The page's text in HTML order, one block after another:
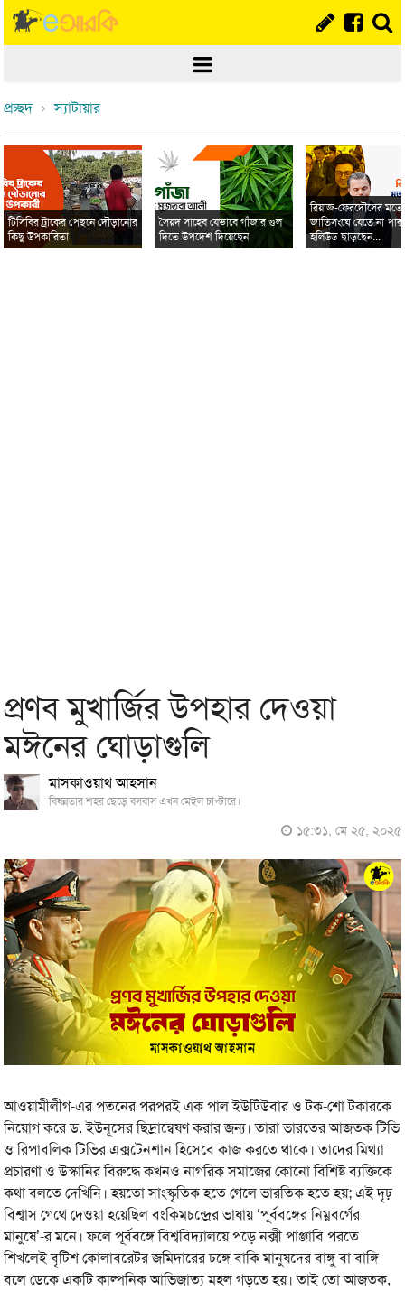
প্রচ্ছদ স্যাটায়ার
টিসিবির ট্রাকের পেছনে দৌড়ানোর
কিছু উপকারিতা
সৈয়দ সাহেব যেভাবে গাঁজার গুল
দিতে উপদেশ দিয়েছেন
রিয়াজ-ফেরদৌসের মতো
জাতিসংঘে যেতে না
হলিউড ছাড়ছেন...
প্রণব মুখার্জির উপহার দেওয়া
মঈনের ঘোড়াগুলি
মাসকাওয়াথ আহসান
বিষন্নতার শহর ছেড়ে বসবাস এখন মেইল চাপ্টারে।
১৫:৩১, মে ২৫, ২০২৫
আওয়ামীলীগ-এর পতনের পরপরই এক পাল ইউটিউবার ও টক-শো টকারকে
নিয়োগ করে ড. ইউনূসের ছিদ্রান্বেষণ করার জন্য। তারা ভারতের আজতক টিভি
ও রিপাবলিক টিভির এক্সটেনশান হিসেবে কাজ করতে থাকে। তাদের মিথ্যা
প্রচারণা ও উস্কানির বিরুদ্ধে কখনও নাগরিক সমাজের কোনো বিশিষ্ট ব্যক্তিকে
কথা বলতে দেখিনি। হয়তো সাংস্কৃতিক হতে গেলে ভারতিক হতে হয়; এই দৃঢ়
বিশ্বাস গেথে দেওয়া হয়েছিল বংকিমচন্দ্রের ভাষায় ‘পূর্ববঙ্গের নিম্নবর্গের
মানুষে’-র মনে। ফলে পূর্ববঙ্গে বিশ্ববিদ্যালয়ে পড়ে নক্সী পাঞ্জাবি পরতে
শিখলেই বৃটিশ কোলাবরেটর জমিদারের ঢঙ্গে বাকি মানুষদের বাঙ্গু বা বাঙ্গি
বলে ডেকে একটি কাল্পনিক আভিজাত্য মহল গড়তে হয়। তাই তো আজতক,